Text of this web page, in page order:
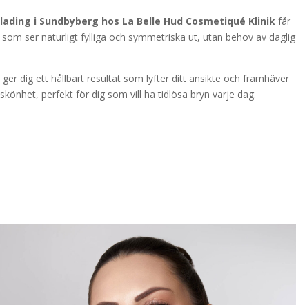
i Sundbyberg hos La Belle Hud Cosmetiqué Klinik får
ser naturligt fylliga och symmetriska ut, utan behov av daglig
ger dig ett hållbart resultat som lyfter ditt ansikte och framhäver
perfekt för dig som vill ha tidlösa bryn varje dag.